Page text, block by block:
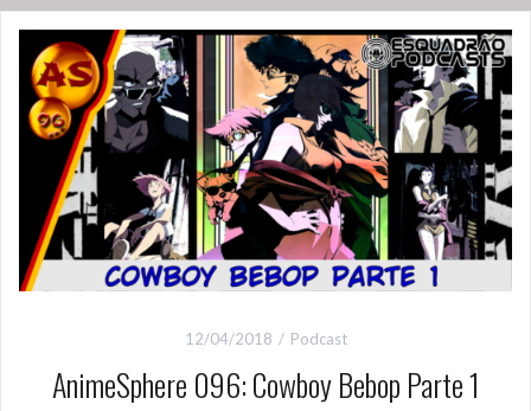
12/04/2018 Podcast
AnimeSphere 096: Cowboy Bebop Parte 1